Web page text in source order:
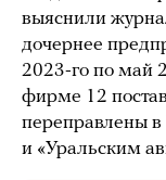
выяснили
дочернее
2023-го по май
фирме 12
переправлены
и «Уральским